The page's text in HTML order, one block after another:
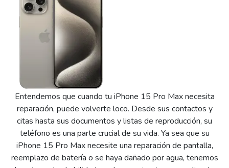
Entendemos que cuando tu iPhone 15 Pro Max necesita
reparación, puede volverte loco. Desde sus contactos y
citas hasta sus documentos y listas de reproducción, su
teléfono es una parte crucial de su vida. Ya sea que su
iPhone 15 Pro Max necesite una reparación de pantalla,
reemplazo de batería o se haya dañado por agua, tenemos